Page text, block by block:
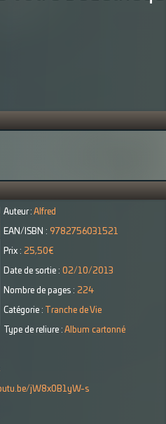
Auteur : Alfred
EAN/ISBN : 9782756031521
Prix : 25,50€
Date de sortie : 02/10/2013
Nombre de pages : 224
Catégorie : Tranche de Vie
Type de reliure : Album cartonné
jW8x0B1yW-s